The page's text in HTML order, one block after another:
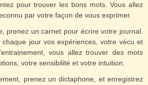
pour trouver les bons mots. Vous allez
par votre façon de vous exprimer.
prenez un carnet pour écrire votre journal.
chaque jour vos expériences, votre vécu et
vous allez trouver des mots
votre sensibilité et votre intuition.
prenez un dictaphone, et enregistrez